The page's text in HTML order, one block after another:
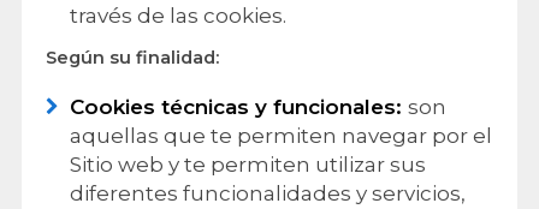
través de las cookies.
Según su finalidad:
Cookies técnicas y funcionales: son
aquellas que te permiten navegar por el
Sitio web y te permiten utilizar sus
diferentes funcionalidades y servicios,